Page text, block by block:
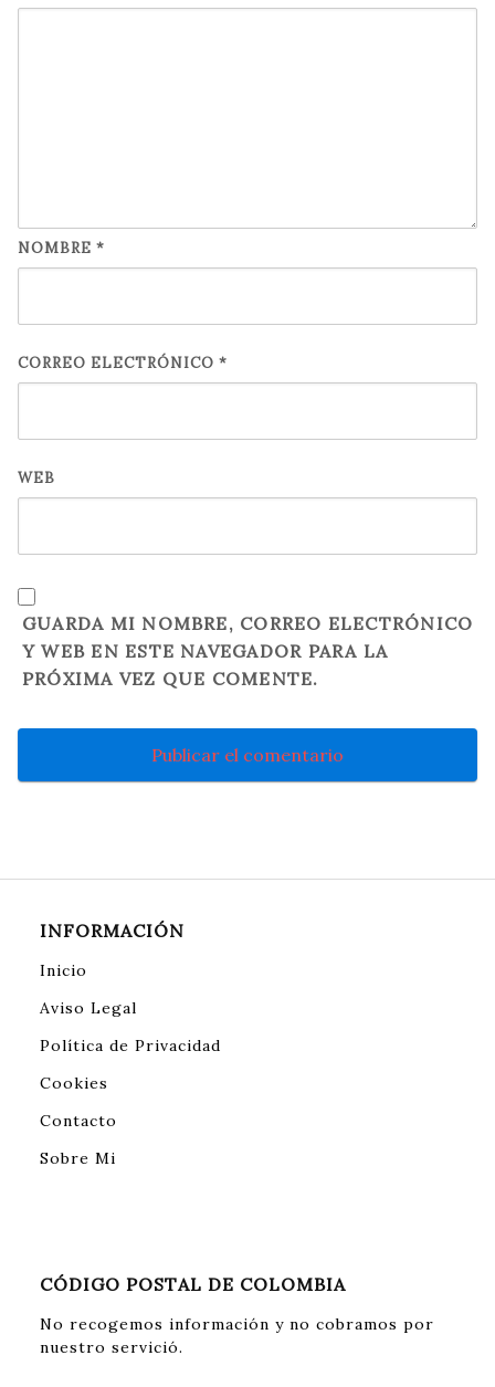
NOMBRE *
CORREO ELECTRÓNICO *
WEB
GUARDA MI NOMBRE, CORREO ELECTRÓNICO
Y WEB EN ESTE NAVEGADOR PARA LA
PRÓXIMA VEZ QUE COMENTE.
INFORMACIÓN
Inicio
Aviso Legal
Política de Privacidad
Cookies
Contacto
Sobre Mi
CÓDIGO POSTAL DE COLOMBIA
No recogemos información y no cobramos por
nuestro servició.